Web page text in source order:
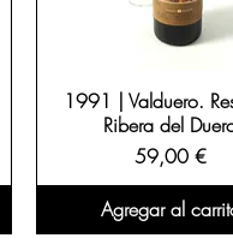
1991 | Valduero.
Ribera del
Precio
59,00 €
Agregar al